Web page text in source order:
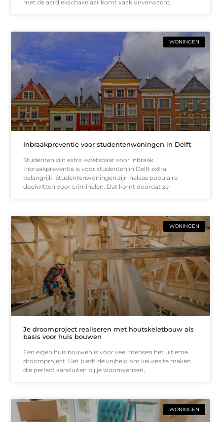
met de aardlekschakelaar komt vaak onverwacht.
WONINGEN
Inbraakpreventie voor studentenwoningen in Delft
Studenten zijn extra kwetsbaar voor inbraak
Inbraakpreventie is voor studenten in Delft extra
belangrijk. Studentenwoningen zijn helaas populaire
doelwitten voor criminelen. Dat komt doordat ze
WONINGEN
Je droomproject realiseren met houtskeletbouw als
basis voor huis bouwen
Een eigen huis bouwen is voor veel mensen het ultieme
droomproject. Het biedt de vrijheid om keuzes te maken
die perfect aansluiten bij je woonwensen,
WONINGEN